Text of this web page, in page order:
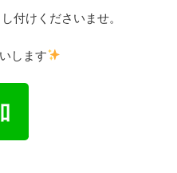
付けくださいませ。
します